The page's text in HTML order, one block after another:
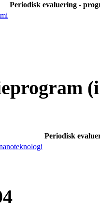
Periodisk evaluering -
Periodisk